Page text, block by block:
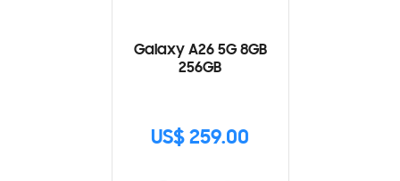
Galaxy A26 5G 8GB
256GB
US$ 259.00